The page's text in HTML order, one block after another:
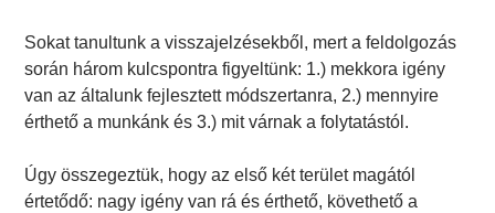
Sokat tanultunk a visszajelzésekből, mert a feldolgozás
során három kulcspontra figyeltünk: 1.) mekkora igény
van az általunk fejlesztett módszertanra, 2.) mennyire
érthető a munkánk és 3.) mit várnak a folytatástól.
Úgy összegeztük, hogy az első két terület magától
értetődő: nagy igény van rá és érthető, követhető a